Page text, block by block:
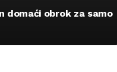
domaći obrok za samo